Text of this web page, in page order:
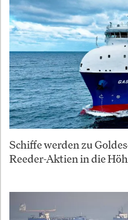
Schiffe werden zu
Reeder-Aktien in die